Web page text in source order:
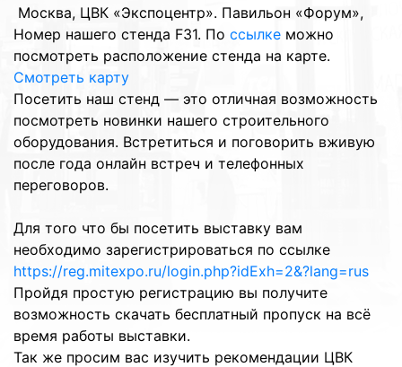
Москва, ЦВК «Экспоцентр». Павильон «Форум»,
Номер нашего стенда F31. По ссылке можно
посмотреть расположение стенда на карте.
Смотреть карту
Посетить наш стенд — это отличная возможность
посмотреть новинки нашего строительного
оборудования. Встретиться и поговорить вживую
после года онлайн встреч и телефонных
переговоров.
Для того что бы посетить выставку вам
необходимо зарегистрироваться по ссылке
https://reg.mitexpo.ru/login.php?idExh=2&?lang=rus
Пройдя простую регистрацию вы получите
возможность скачать бесплатный пропуск на всё
время работы выставки.
Так же просим вас изучить рекомендации ЦВК